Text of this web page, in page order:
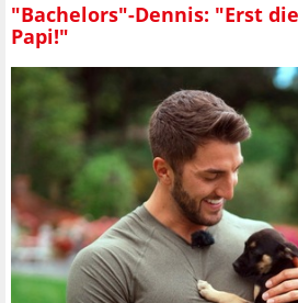
"Bachelors"-Dennis: "Erst
Papi!"